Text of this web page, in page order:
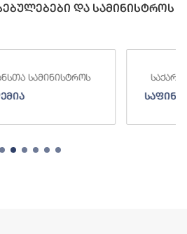
და სამინისტროს
სამინისტროს